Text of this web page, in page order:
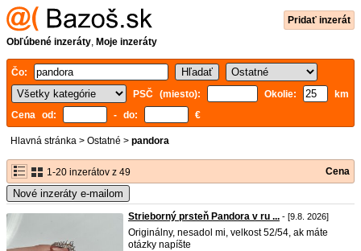
Pridať inzerát
Obľúbené inzeráty, Moje inzeráty
Čo:
PSČ (miesto):
Okolie:
km
Cena od:
- do: €
Hlavná stránka > Ostatné > pandora
1-20 inzerátov z 49 Cena
Nové inzeráty e-mailom
Strieborný prsteň Pandora v ru ... - [9.8. 2026]
Originálny, nesadol mi, velkost 52/54, ak máte
otázky napíšte